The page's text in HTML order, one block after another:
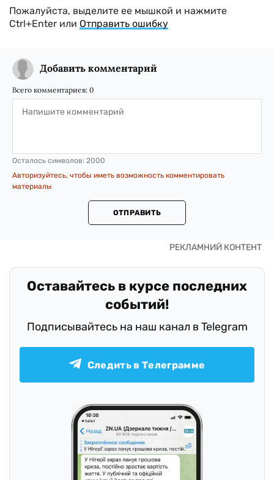
Пожалуйста, выделите ее мышкой и нажмите
Ctrl+Enter или Отправить ошибку
Добавить комментарий
Всего комментариев: 0
Осталось символов: 2000
Авторизуйтесь, чтобы иметь возможность комментировать
материалы
ОТПРАВИТЬ
Оставайтесь в курсе последних
событий!
Подписывайтесь на наш канал в Telegram
Следить в Телеграмме